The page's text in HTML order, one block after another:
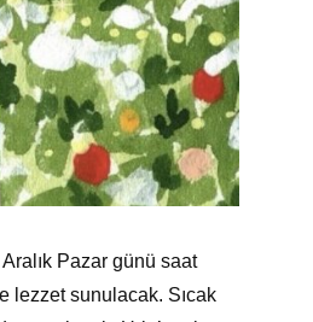
Pazar günü saat
lezzet sunulacak. Sıcak